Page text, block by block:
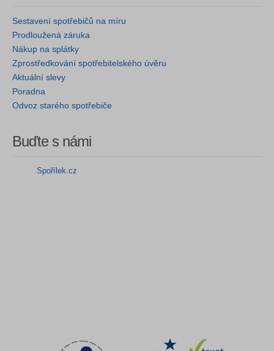
Sestavení spotřebičů na míru
Prodloužená záruka
Nákup na splátky
Zprostředkování spotřebitelského úvěru
Aktuální slevy
Poradna
Odvoz starého spotřebiče
Buďte s námi
Spořílek.cz